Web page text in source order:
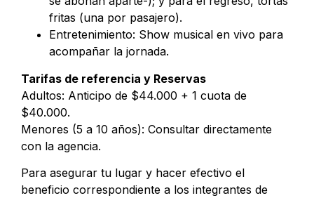
fritas (una por pasajero).
Entretenimiento: Show musical en vivo para
acompañar la jornada.
Tarifas de referencia y Reservas
Adultos: Anticipo de $44.000 + 1 cuota de
$40.000.
Menores (5 a 10 años): Consultar directamente
con la agencia.
Para asegurar tu lugar y hacer efectivo el
beneficio correspondiente a los integrantes de